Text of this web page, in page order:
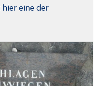
hier eine der